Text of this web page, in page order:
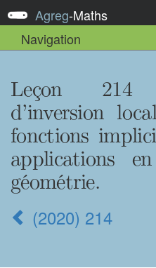
Agreg-Maths
Navigation
Leçon
d’inversion
fonctions
applications
géométrie.
(2020) 214